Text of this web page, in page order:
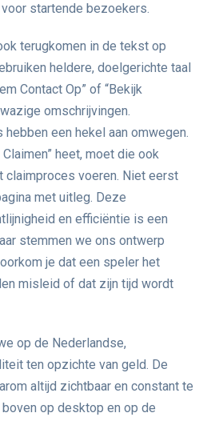
startende bezoekers.
terugkomen in de tekst op
heldere, doelgerichte taal
Contact Op” of “Bekijk
omschrijvingen.
een hekel aan omwegen.
heet, moet die ook
claimproces voeren. Niet eerst
met uitleg. Deze
en efficiëntie is een
stemmen we ons ontwerp
je dat een speler het
misleid of dat zijn tijd wordt
op de Nederlandse,
ten opzichte van geld. De
altijd zichtbaar en constant te
op desktop en op de